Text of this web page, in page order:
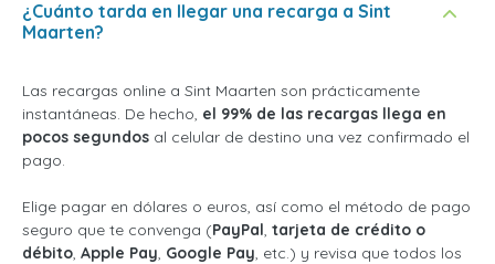
¿Cuánto tarda en llegar una recarga a Sint
Maarten?
Las recargas online a Sint Maarten son prácticamente
instantáneas. De hecho, el 99% de las recargas llega en
pocos segundos al celular de destino una vez confirmado el
pago.
Elige pagar en dólares o euros, así como el método de pago
seguro que te convenga (PayPal, tarjeta de crédito o
débito, Apple Pay, Google Pay, etc.) y revisa que todos los